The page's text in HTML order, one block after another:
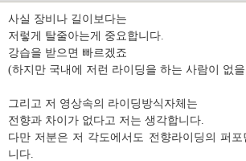
사실 장비나 길이보다는
저렇게 탈줄아는게 중요합니다.
강습을 받으면 빠르겠죠
(하지만 국내에 저런 라이딩을 하는 사람이 없
그리고 저 영상속의 라이딩방식자체는
전향과 차이가 없다고 저는 생각합니다.
다만 저분은 저 각도에서도 전향라이딩의 퍼포
니다.